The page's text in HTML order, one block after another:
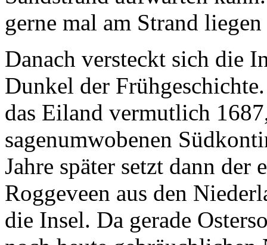
Danach versteckt sich die
Dunkel der
das Eiland vermutlich
sagenumwobenen
Jahre später setzt dann
Roggeveenaus den
die Insel. Da gerade
noch heute